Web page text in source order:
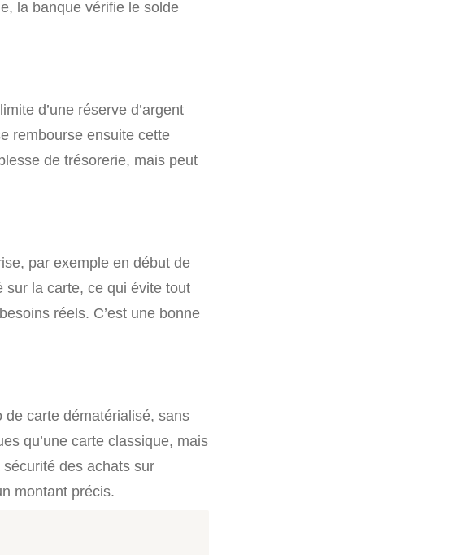
la banque vérifie le solde
d’une réserve d’argent
rembourse ensuite cette
de trésorerie, mais peut
par exemple en début de
sur la carte, ce qui évite tout
réels. C’est une bonne
de carte dématérialisé, sans
qu’une carte classique, mais
des achats sur
montant précis.